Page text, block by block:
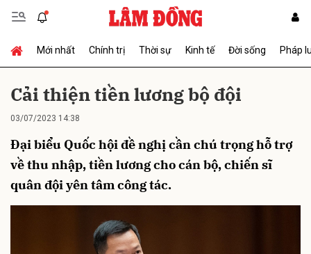
Mới nhất Chính trị Thời sự Kinh tế Đời sống Pháp
Cải thiện tiền lương bộ đội
03/07/2023 14:38
Đại biểu Quốc hội đề nghị cần chú trọng hỗ trợ
về thu nhập, tiền lương cho cán bộ, chiến sĩ
quân đội yên tâm công tác.
Gửi bình luận